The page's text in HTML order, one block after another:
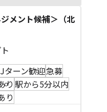
メント候補＞（北
ターン歓迎急募
り 駅から5分以内
り